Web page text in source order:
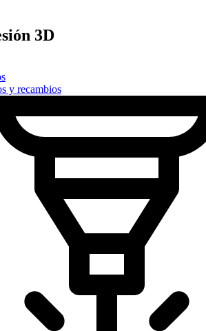
3D
y recambios